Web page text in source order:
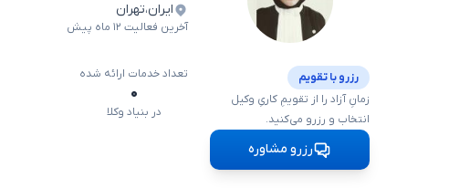
ایران،تهران
آخرین فعالیت ۱۲ ماه پیش
تعداد خدمات ارائه شده
۰
در بنیاد وکلا
رزرو با تقویم
زمانِ آزاد را از تقویمِ کاریِ وکیل
انتخاب و رزرو می‌کنید.
رزرو مشاوره